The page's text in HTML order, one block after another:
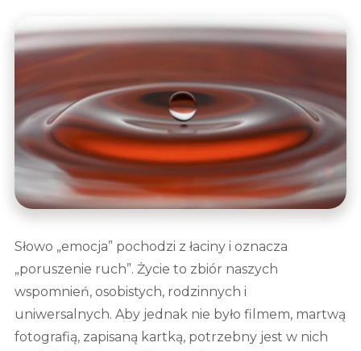
Słowo „emocja” pochodzi z łaciny i oznacza
„poruszenie ruch”. Życie to zbiór naszych
wspomnień, osobistych, rodzinnych i
uniwersalnych. Aby jednak nie było filmem, martwą
fotografią, zapisaną kartką, potrzebny jest w nich